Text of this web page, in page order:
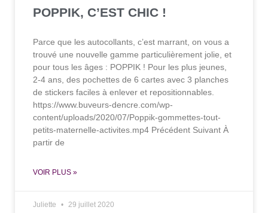
POPPIK, C’EST CHIC !
Parce que les autocollants, c’est marrant, on vous a
trouvé une nouvelle gamme particulièrement jolie, et
pour tous les âges : POPPIK ! Pour les plus jeunes,
2-4 ans, des pochettes de 6 cartes avec 3 planches
de stickers faciles à enlever et repositionnables.
https://www.buveurs-dencre.com/wp-
content/uploads/2020/07/Poppik-gommettes-tout-
petits-maternelle-activites.mp4 Précédent Suivant À
partir de
VOIR PLUS »
Juliette 29 juillet 2020